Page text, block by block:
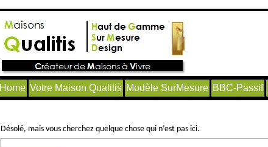
Home Votre Maison Qualitis Modèle SurMesure BBC-Passif
Désolé, mais vous cherchez quelque chose qui n’est pas ici.